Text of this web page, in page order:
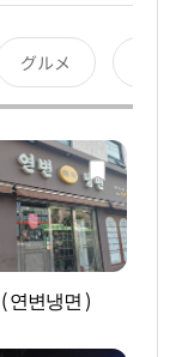
グルメ
연변냉면 )